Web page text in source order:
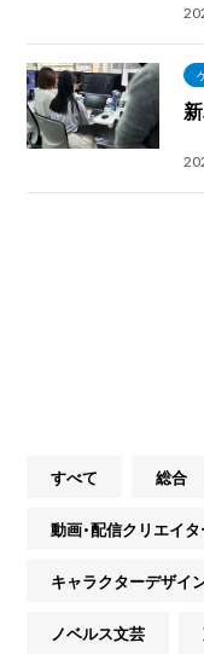
すべて 総合
動画・配信クリエイ
キャラクターデザイ
ノベルス文芸